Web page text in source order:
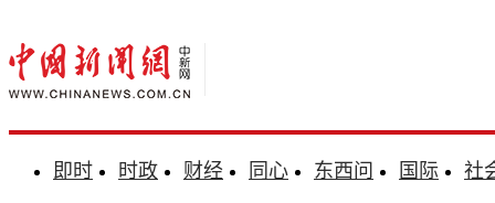
即时 时政 财经 同心 东西问 国际
社